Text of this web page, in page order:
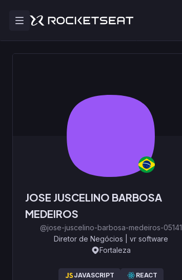
JOSE JUSCELINO BARBOSA
MEDEIROS
@jose-juscelino-barbosa-medeiros-05141
Diretor de Negócios
vr software
Fortaleza
JAVASCRIPT REACT